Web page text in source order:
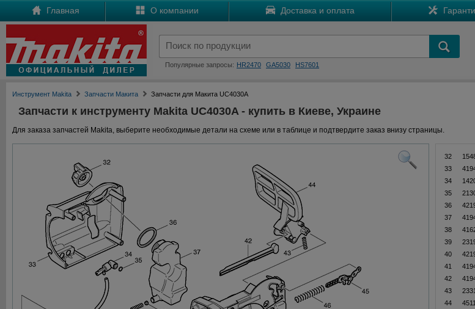
Главная О компании Доставка и оплата
Популярные запросы: HR2470 GA5030 HS7601
Инструмент Makita Запчасти Макита Запчасти для Макита UC4030A
Запчасти к инструменту Makita UC4030A - купить в Киеве, Украине
Для заказа запчастей Makita, выберите необходимые детали на схеме или в таблице и подтвердите заказ внизу страницы.
32
33
34
35
36
37
38
39
40
41
42
43
44